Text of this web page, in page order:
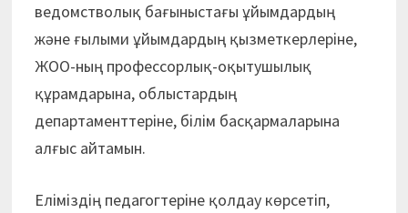
ведомстволық бағыныстағы ұйымдардың
және ғылыми ұйымдардың қызметкерлеріне,
ЖОО-ның профессорлық-оқытушылық
құрамдарына, облыстардың
департаменттеріне, білім басқармаларына
алғыс айтамын.
Еліміздің педагогтеріне қолдау көрсетіп,